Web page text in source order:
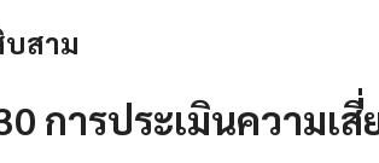
บสาม
Search
for:
การประเมินความเ